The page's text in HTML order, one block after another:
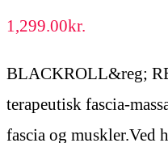
1,299.00kr.
BLACKROLL&reg;
terapeutisk fascia-
fascia og muskler.Ved